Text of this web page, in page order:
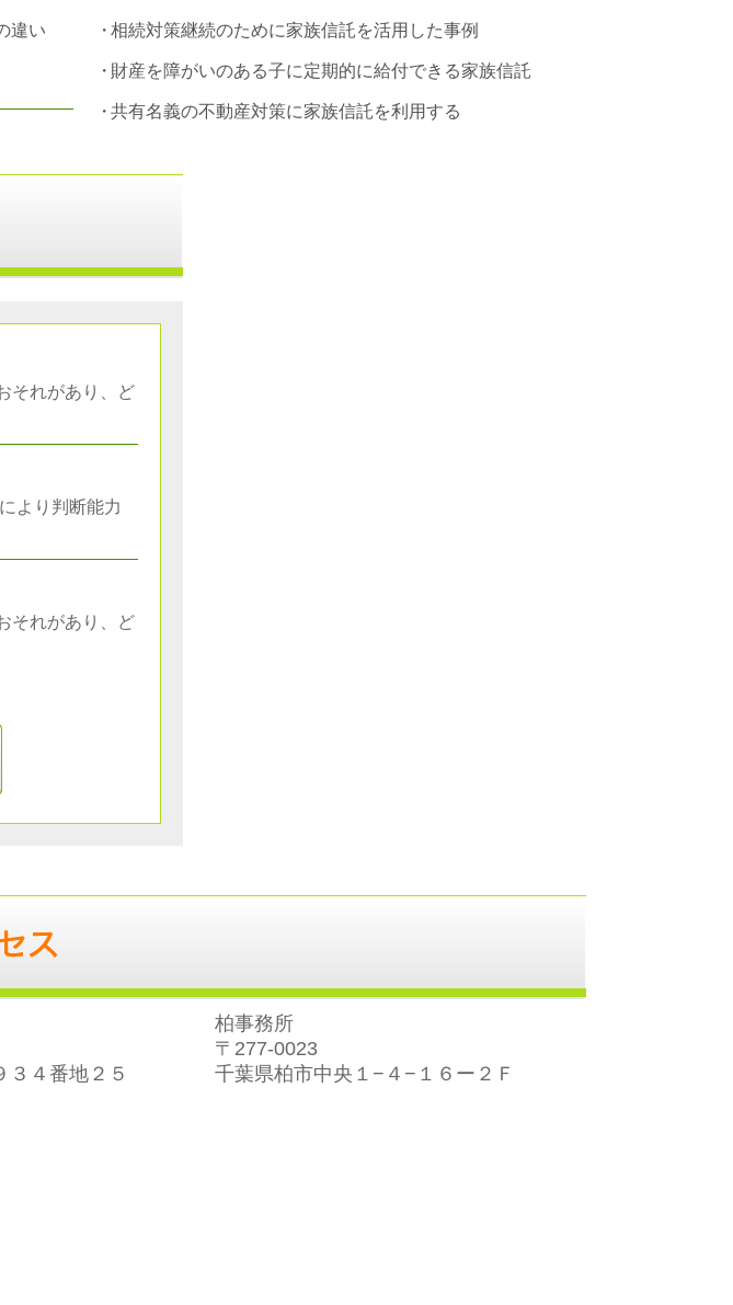
違い 相続対策継続のために家族信託を活用した事例
財産を障がいのある子に定期的に給付できる家族信託
共有名義の不動産対策に家族信託を利用する
それがあり、ど
より判断能力
それがあり、ど
３４番地２５
柏事務所
〒277-0023
千葉県柏市中央１−４−１６ー２Ｆ